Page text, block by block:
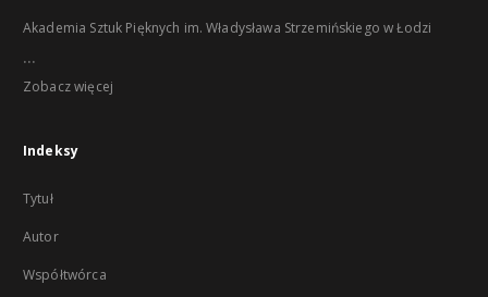
Akademia Sztuk Pięknych im. Władysława Strzemińskiego w Łodzi
...
Zobacz więcej
Indeksy
Tytuł
Autor
Współtwórca